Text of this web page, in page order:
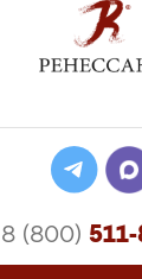
8 (800)